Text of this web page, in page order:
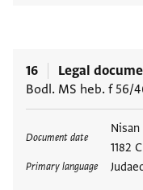
16 Legal
Bodl. MS heb. f 56/
Document date
Nisan
1182
Primary language